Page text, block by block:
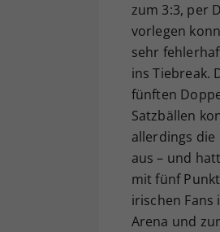
zum 3:3, per
vorlegen
sehr
ins Tiebreak.
fünften
Satzbällen
allerdings die
aus – und
mit fünf
irischen
Arena und